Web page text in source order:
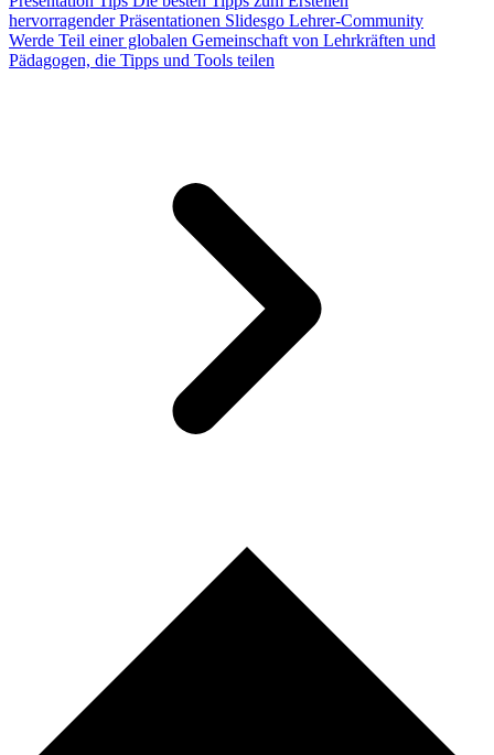
hervorragender Präsentationen Slidesgo Lehrer-Community
Werde Teil einer globalen Gemeinschaft von Lehrkräften und
Pädagogen, die Tipps und Tools teilen